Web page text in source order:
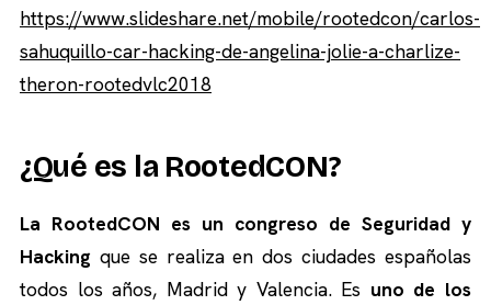
https://www.slideshare.net/mobile/rootedcon/carlos-
sahuquillo-car-hacking-de-angelina-jolie-a-charlize-
theron-rootedvlc2018
¿Qué es la RootedCON?
La RootedCON es un congreso de Seguridad y
Hacking que se realiza en dos ciudades españolas
todos los años, Madrid y Valencia. Es uno de los